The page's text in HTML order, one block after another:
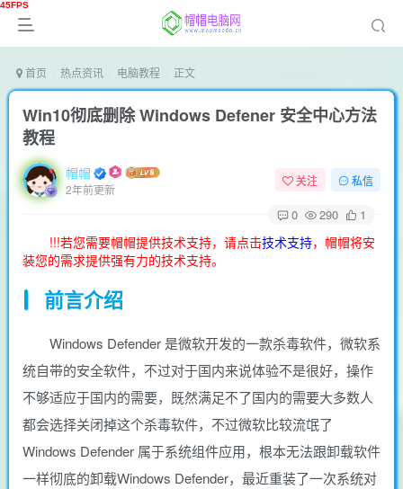
首页 热点资讯 电脑教程 正文
Win10彻底删除 Windows Defener 安全中心方法
教程
帽帽
2年前更新
关注 私信
0 290 1
!!!若您需要帽帽提供技术支持，请点击技术支持，帽帽将安
装您的需求提供强有力的技术支持。
前言介绍
Windows Defender 是微软开发的一款杀毒软件，微软系
统自带的安全软件，不过对于国内来说体验不是很好，操作
不够适应于国内的需要，既然满足不了国内的需要大多数人
都会选择关闭掉这个杀毒软件，不过微软比较流氓了
Windows Defender 属于系统组件应用，根本无法跟卸载软件
一样彻底的卸载Windows Defender，最近重装了一次系统对